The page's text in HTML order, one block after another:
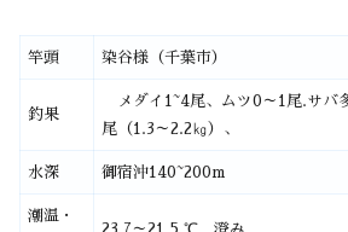
竿頭 染谷様（千葉市）
釣果
メダイ1~4尾、ムツ0～1尾.サバ
尾（1.3～2.2㎏）、
水深 御宿沖140~200m
潮温・